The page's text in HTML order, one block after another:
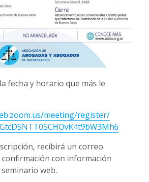
fecha y horario que más le
meeting/register/
bW3Mh6
recibirá un correo
con información
web.